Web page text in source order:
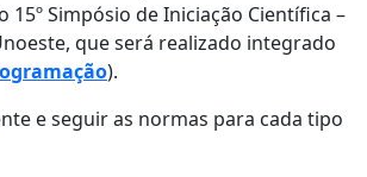
15º Simpósio de Iniciação Científica –
que será realizado integrado
).
e seguir as normas para cada tipo